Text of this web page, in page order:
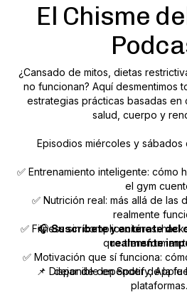
El Chisme
¿Cansado de mitos, dietas
no funcionan? Aquí desmentimos
estrategias prácticas basadas en
salud, cuerpo y
Episodios miércoles y sábados
✅ Entrenamiento inteligente: cómo
el gym
✅ Nutrición real: más allá de las
realmente
✅ Fitness sin complicaciones:
que transforman
✅ Motivación que sí funciona:
dejar de depender de la
🎧Suscríbete y entérate del
realmente
📌 Disponible en Spotify, Apple
plataformas.